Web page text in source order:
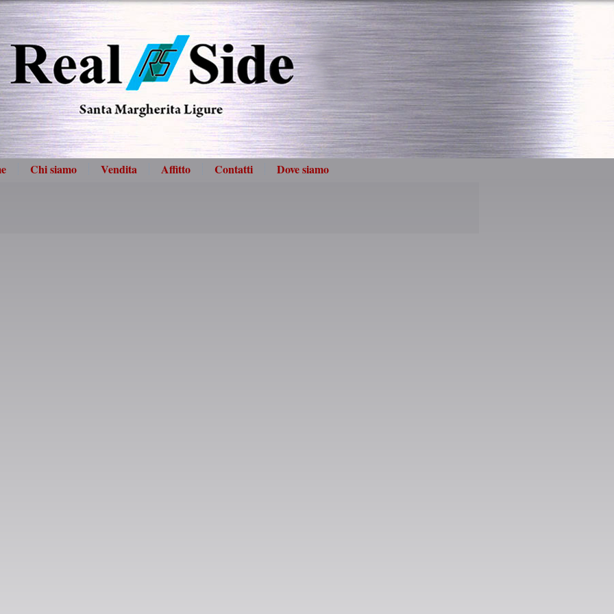
Chi siamo Vendita Affitto Contatti Dove siamo